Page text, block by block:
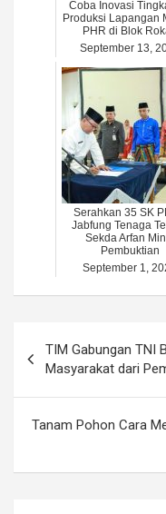
Coba Inovasi
Produksi Lapangan
PHR di Blok
September 13,
Serahkan 35 SK
Jabfung Tenaga
Sekda Arfan
Pembuktian
September 1,
navigation
TIM Gabungan TNI
Masyarakat dari
Tanam Pohon Cara